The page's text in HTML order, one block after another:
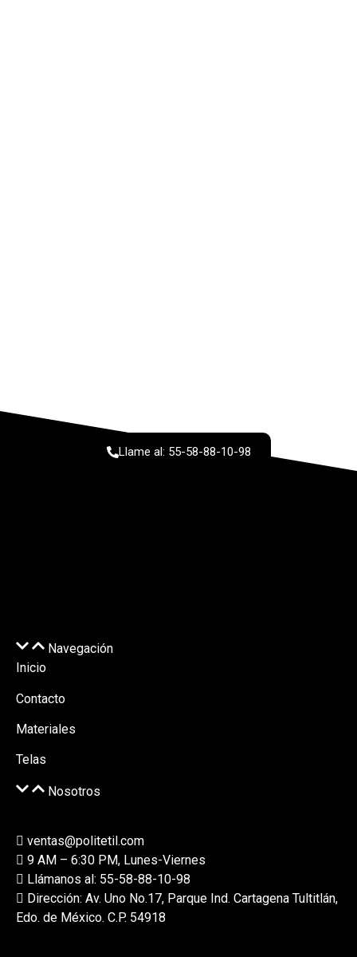
Llame al: 55-58-88-10-98
Navegación
Inicio
Contacto
Materiales
Telas
Nosotros
ventas@politetil.com
9 AM – 6:30 PM, Lunes-Viernes
Llámanos al: 55-58-88-10-98
Dirección: Av. Uno No.17, Parque Ind. Cartagena Tultitlán,
Edo. de México. C.P. 54918